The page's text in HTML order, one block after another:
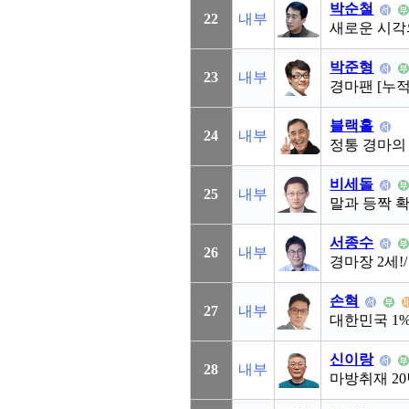
22 내부
박순철
새로운 시
23 내부
박준형
경마팬 [누
24 내부
블랙홀
정통 경마
25 내부
비세돌
말과 등짝
26 내부
서종수
경마장 2세
27 내부
손혁
대한민국
28 내부
신이랑
마방취재